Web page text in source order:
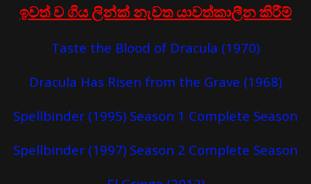
ඉවත් ව ගිය ලින්ක් නැවත යාවත්කාලීන කිරීම්
Taste the Blood of Dracula (1970)
Dracula Has Risen from the Grave (1968)
Spellbinder (1995) Season 1 Complete Season
Spellbinder (1997) Season 2 Complete Season